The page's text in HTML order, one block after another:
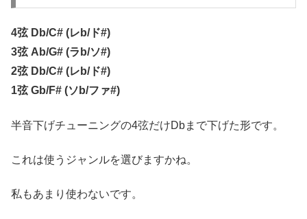
4弦 Db/C# (レb/ド#)
3弦 Ab/G# (ラb/ソ#)
2弦 Db/C# (レb/ド#)
1弦 Gb/F# (ソb/ファ#)
半音下げチューニングの4弦だけDbまで下げた形です。
これは使うジャンルを選びますかね。
私もあまり使わないです。